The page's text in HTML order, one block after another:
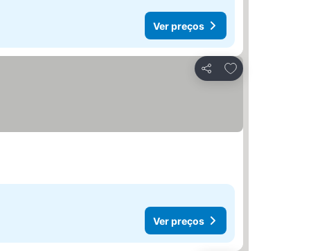
Ver preços
Partilhar
Adicionar aos
Ver preços